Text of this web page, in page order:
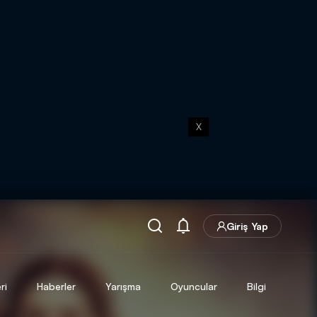
X
Giriş Yap
Haberler Yarışma Oyuncular Bilgi